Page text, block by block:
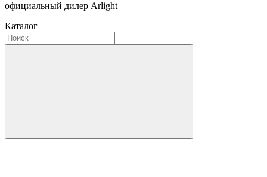
официальный дилер Arlight
Каталог